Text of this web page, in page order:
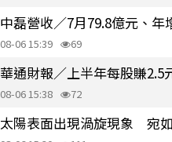
中磊營收／7月79.8億元、年
08-06 15:39 69
華通財報／上半年每股賺2.5
08-06 15:38 72
太陽表面出現渦旋現象 宛